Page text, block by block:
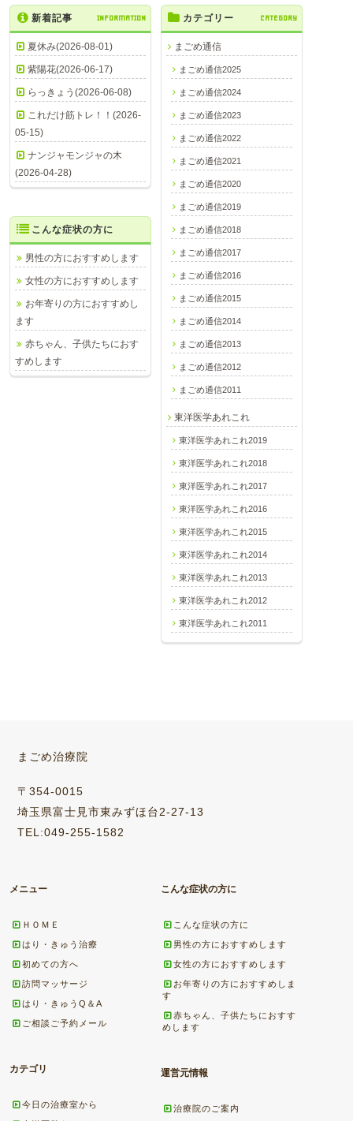
新着記事 INFORMATION
夏休み(2026-08-01)
紫陽花(2026-06-17)
らっきょう(2026-06-08)
これだけ筋トレ！！(2026-
05-15)
ナンジャモンジャの木
(2026-04-28)
カテゴリー CATEGORY
まごめ通信
まごめ通信2025
まごめ通信2024
まごめ通信2023
まごめ通信2022
まごめ通信2021
まごめ通信2020
まごめ通信2019
まごめ通信2018
まごめ通信2017
まごめ通信2016
まごめ通信2015
まごめ通信2014
まごめ通信2013
まごめ通信2012
まごめ通信2011
東洋医学あれこれ
東洋医学あれこれ2019
東洋医学あれこれ2018
東洋医学あれこれ2017
東洋医学あれこれ2016
東洋医学あれこれ2015
東洋医学あれこれ2014
東洋医学あれこれ2013
東洋医学あれこれ2012
東洋医学あれこれ2011
こんな症状の方に
男性の方におすすめします
女性の方におすすめします
お年寄りの方におすすめし
ます
赤ちゃん、子供たちにおす
すめします
まごめ治療院
〒354-0015
埼玉県富士見市東みずほ台2-27-13
TEL:049-255-1582
メニュー
ＨＯＭＥ
はり・きゅう治療
初めての方へ
訪問マッサージ
はり・きゅうQ＆A
ご相談ご予約メール
こんな症状の方に
こんな症状の方に
男性の方におすすめします
女性の方におすすめします
お年寄りの方におすすめしま
す
赤ちゃん、子供たちにおすす
めします
カテゴリ
今日の治療室から
運営元情報
治療院のご案内